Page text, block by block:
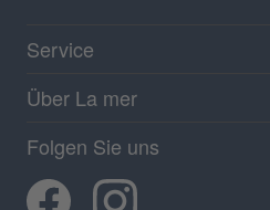
Service
Über La mer
Folgen Sie uns